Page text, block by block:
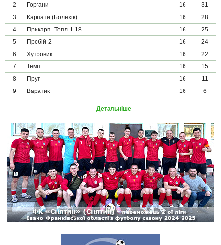
2 Горгани 16
31
3
Карпати (Болехів) 16
28
4
Прикарп.-Тепл. U18 16
25
5
Пробій-2 16
24
6
Хутровик 16
22
7
Темп 16
15
8
Прут 16
11
9
Варатик 16 6
Детальніше